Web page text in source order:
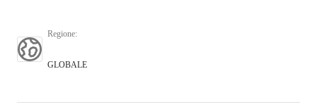
Regione:
GLOBALE